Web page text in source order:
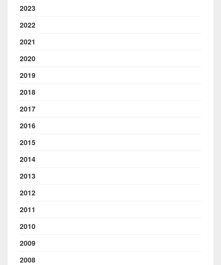
2023
2022
2021
2020
2019
2018
2017
2016
2015
2014
2013
2012
2011
2010
2009
2008